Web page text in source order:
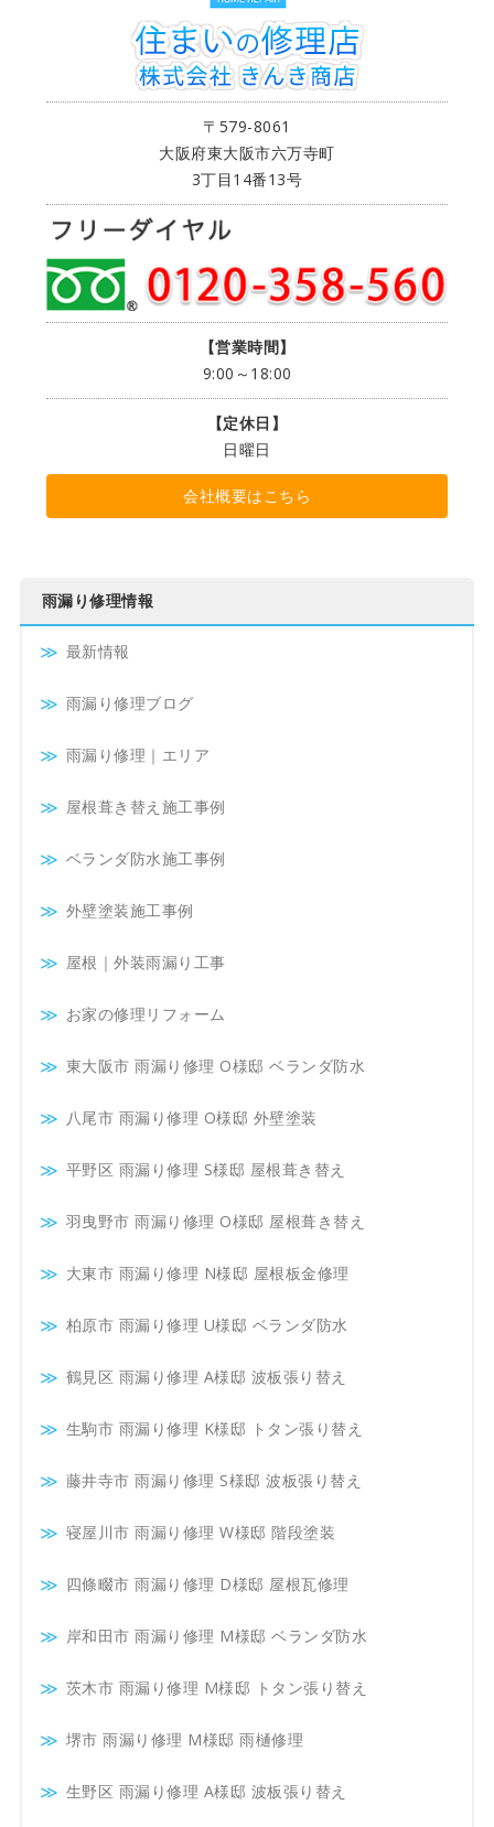
〒579-8061
大阪府東大阪市六万寺町
3丁目14番13号
【営業時間】
9:00～18:00
【定休日】
日曜日
会社概要はこちら
雨漏り修理情報
最新情報
雨漏り修理ブログ
雨漏り修理｜エリア
屋根葺き替え施工事例
ベランダ防水施工事例
外壁塗装施工事例
屋根｜外装雨漏り工事
お家の修理リフォーム
東大阪市 雨漏り修理 O様邸 ベランダ防水
八尾市 雨漏り修理 O様邸 外壁塗装
平野区 雨漏り修理 S様邸 屋根葺き替え
羽曳野市 雨漏り修理 O様邸 屋根葺き替え
大東市 雨漏り修理 N様邸 屋根板金修理
柏原市 雨漏り修理 U様邸 ベランダ防水
鶴見区 雨漏り修理 A様邸 波板張り替え
生駒市 雨漏り修理 K様邸 トタン張り替え
藤井寺市 雨漏り修理 S様邸 波板張り替え
寝屋川市 雨漏り修理 W様邸 階段塗装
四條畷市 雨漏り修理 D様邸 屋根瓦修理
岸和田市 雨漏り修理 M様邸 ベランダ防水
茨木市 雨漏り修理 M様邸 トタン張り替え
堺市 雨漏り修理 M様邸 雨樋修理
生野区 雨漏り修理 A様邸 波板張り替え